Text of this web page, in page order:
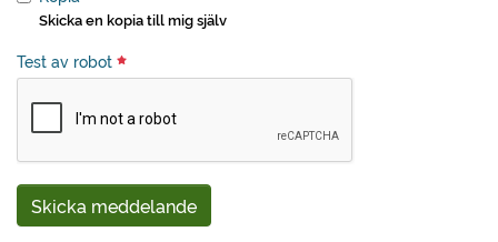
Skicka en kopia till mig själv
Test av robot
Skicka meddelande